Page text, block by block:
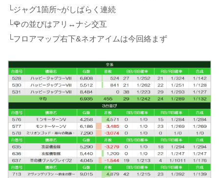
└ジャグ1箇所~がしばらく連続
└🌹の並びはアリ↔ナシ交互
└フロアマップ右下&ネオアイムは今回絡まず